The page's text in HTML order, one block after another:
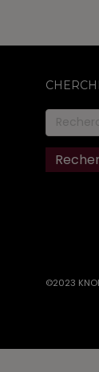
pour :
©2023